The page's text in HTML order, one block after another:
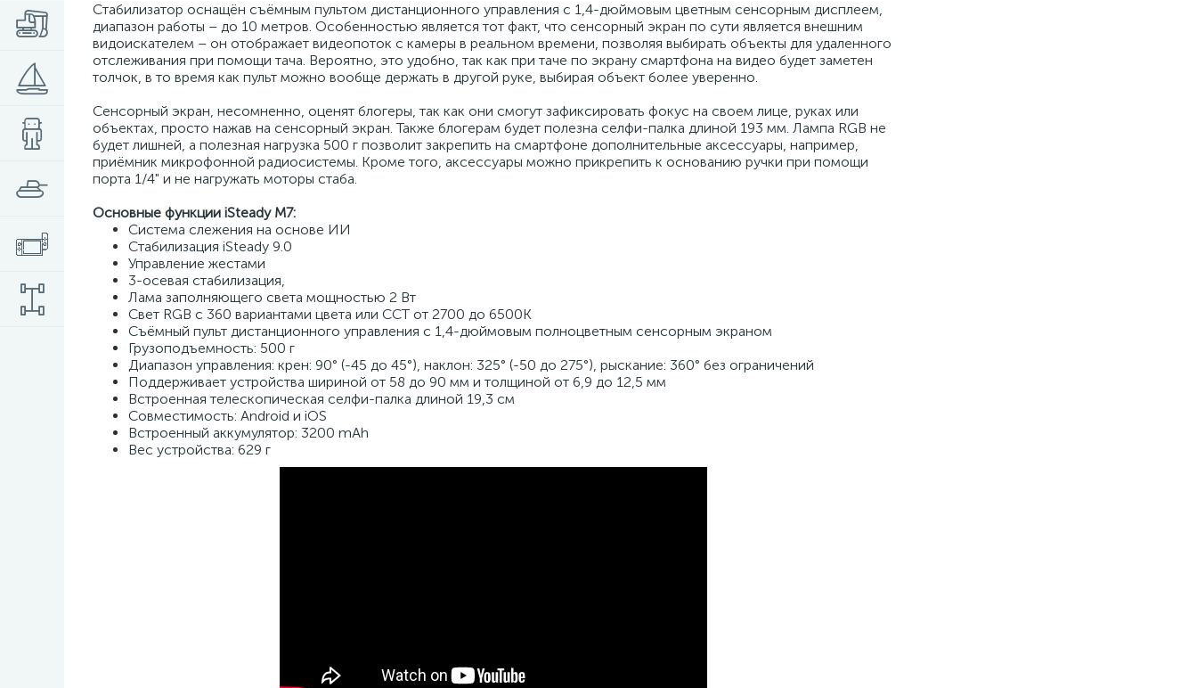
Стабилизатор оснащён съёмным пультом дистанционного управления с 1,4-дюймовым цветным сенсорным дисплеем,
диапазон работы – до 10 метров. Особенностью является тот факт, что сенсорный экран по сути является внешним
видоискателем – он отображает видеопоток с камеры в реальном времени, позволяя выбирать объекты для удаленного
отслеживания при помощи тача. Вероятно, это удобно, так как при таче по экрану смартфона на видео будет заметен
толчок, в то время как пульт можно вообще держать в другой руке, выбирая объект более уверенно.
Сенсорный экран, несомненно, оценят блогеры, так как они смогут зафиксировать фокус на своем лице, руках или
объектах, просто нажав на сенсорный экран. Также блогерам будет полезна селфи-палка длиной 193 мм. Лампа RGB не
будет лишней, а полезная нагрузка 500 г позволит закрепить на смартфоне дополнительные аксессуары, например,
приёмник микрофонной радиосистемы. Кроме того, аксессуары можно прикрепить к основанию ручки при помощи
порта 1/4" и не нагружать моторы стаба.
Основные функции iSteady M7:
Система слежения на основе ИИ
Стабилизация iSteady 9.0
Управление жестами
3-осевая стабилизация,
Лама заполняющего света мощностью 2 Вт
Свет RGB с 360 вариантами цвета или CCT от 2700 до 6500K
Съёмный пульт дистанционного управления с 1,4-дюймовым полноцветным сенсорным экраном
Грузоподъемность: 500 г
Диапазон управления: крен: 90° (-45 до 45°), наклон: 325° (-50 до 275°), рыскание: 360° без ограничений
Поддерживает устройства шириной от 58 до 90 мм и толщиной от 6,9 до 12,5 мм
Встроенная телескопическая селфи-палка длиной 19,3 см
Совместимость: Android и iOS
Встроенный аккумулятор: 3200 mAh
Вес устройства: 629 г